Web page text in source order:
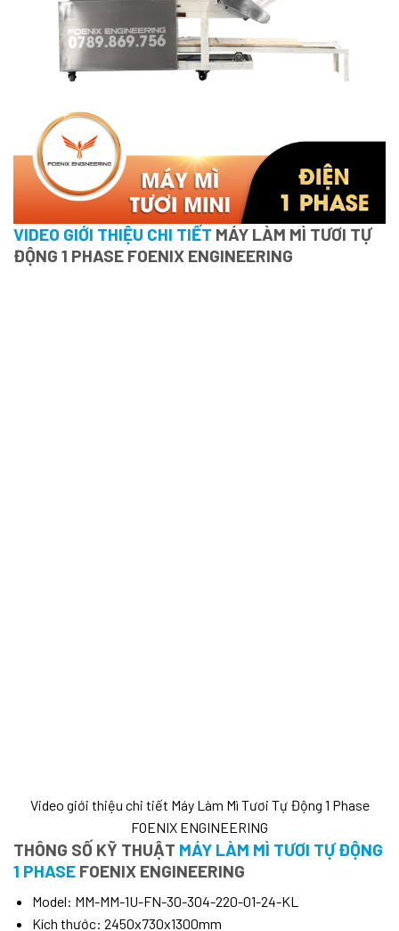
VIDEO GIỚI THIỆU CHI TIẾT MÁY LÀM MÌ TƯƠI TỰ
ĐỘNG 1 PHASE FOENIX ENGINEERING
Video giới thiệu chi tiết Máy Làm Mì Tươi Tự Động 1 Phase
FOENIX ENGINEERING
THÔNG SỐ KỸ THUẬT MÁY LÀM MÌ TƯƠI TỰ ĐỘNG
1 PHASE FOENIX ENGINEERING
Model: MM-MM-1U-FN-30-304-220-01-24-KL
Kích thước: 2450x730x1300mm